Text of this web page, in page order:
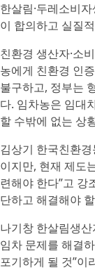
한살림·두레소비
이 합의하고 실질
친환경 생산자·소
농에게 친환경 인
불구하고, 정부는
다. 임차농은 임대
할 수밖에 없는 상
김상기 한국친환
이지만, 현재 제도
련해야 한다”고 강
단하고 해결해야
나기창 한살림생
임차 문제를 해결
포기하게 될 것”이